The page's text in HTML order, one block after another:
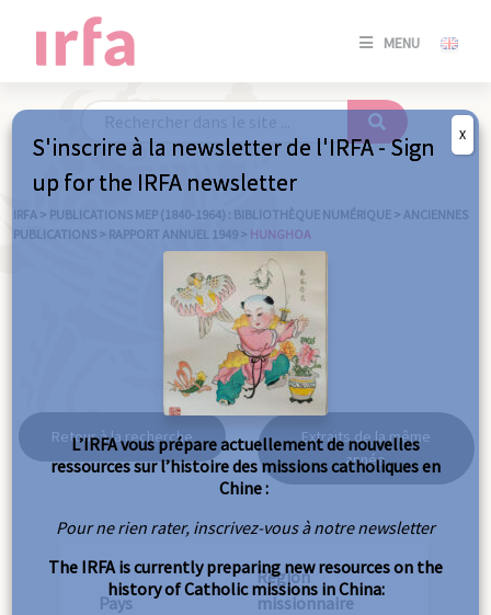
MENU
SE
/
IRFA > PUBLICATIONS MEP (1840-1964) : BIBLIOTHÈQUE NUMÉRIQUE > ANCIENNES
PUBLICATIONS > RAPPORT ANNUEL 1949 > HUNGHOA
Hunghoa
Retour à la recherche
Extraits de la même
année
Pays
Région
missionnaire
S'inscrire à la newsletter de l'IRFA - Sign
up for the IRFA newsletter
L’IRFA vous prépare actuellement de nouvelles
ressources sur l’histoire des missions catholiques en
Chine :
Pour ne rien rater, inscrivez-vous à notre newsletter
The IRFA is currently preparing new resources on the
history of Catholic missions in China:
X